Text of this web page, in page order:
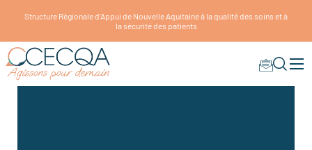
Structure Régionale d'Appui de Nouvelle Aquitaine à la qualité des soins et à
la sécurité des patients